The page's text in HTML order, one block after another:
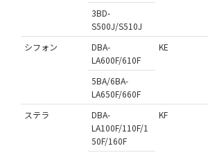
3BD-
S500J/S510J
シフォン
DBA-
LA600F/610F
KE
5BA/6BA-
LA650F/660F
ステラ
DBA-
LA100F/110F/1
50F/160F
KF